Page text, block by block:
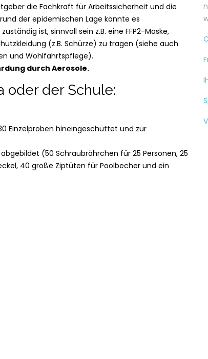
die Fachkraft für Arbeitssicherheit und die
der epidemischen Lage könnte es
ist, sinnvoll sein z.B. eine FFP2-Maske,
(z.B. Schürze) zu tragen (siehe auch
und Wohlfahrtspflege).
durch Aerosole.
oder der Schule:
Einzelproben hineingeschüttet und zur
(50 Schraubröhrchen für 25 Personen, 25
40 große Ziptüten für Poolbecher und ein